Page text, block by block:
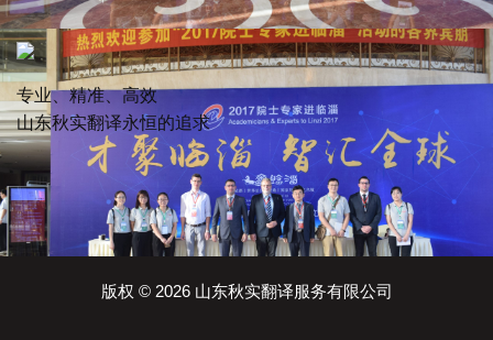
专业、精准、高效
山东秋实翻译永恒的追求
版权 © 2026 山东秋实翻译服务有限公司